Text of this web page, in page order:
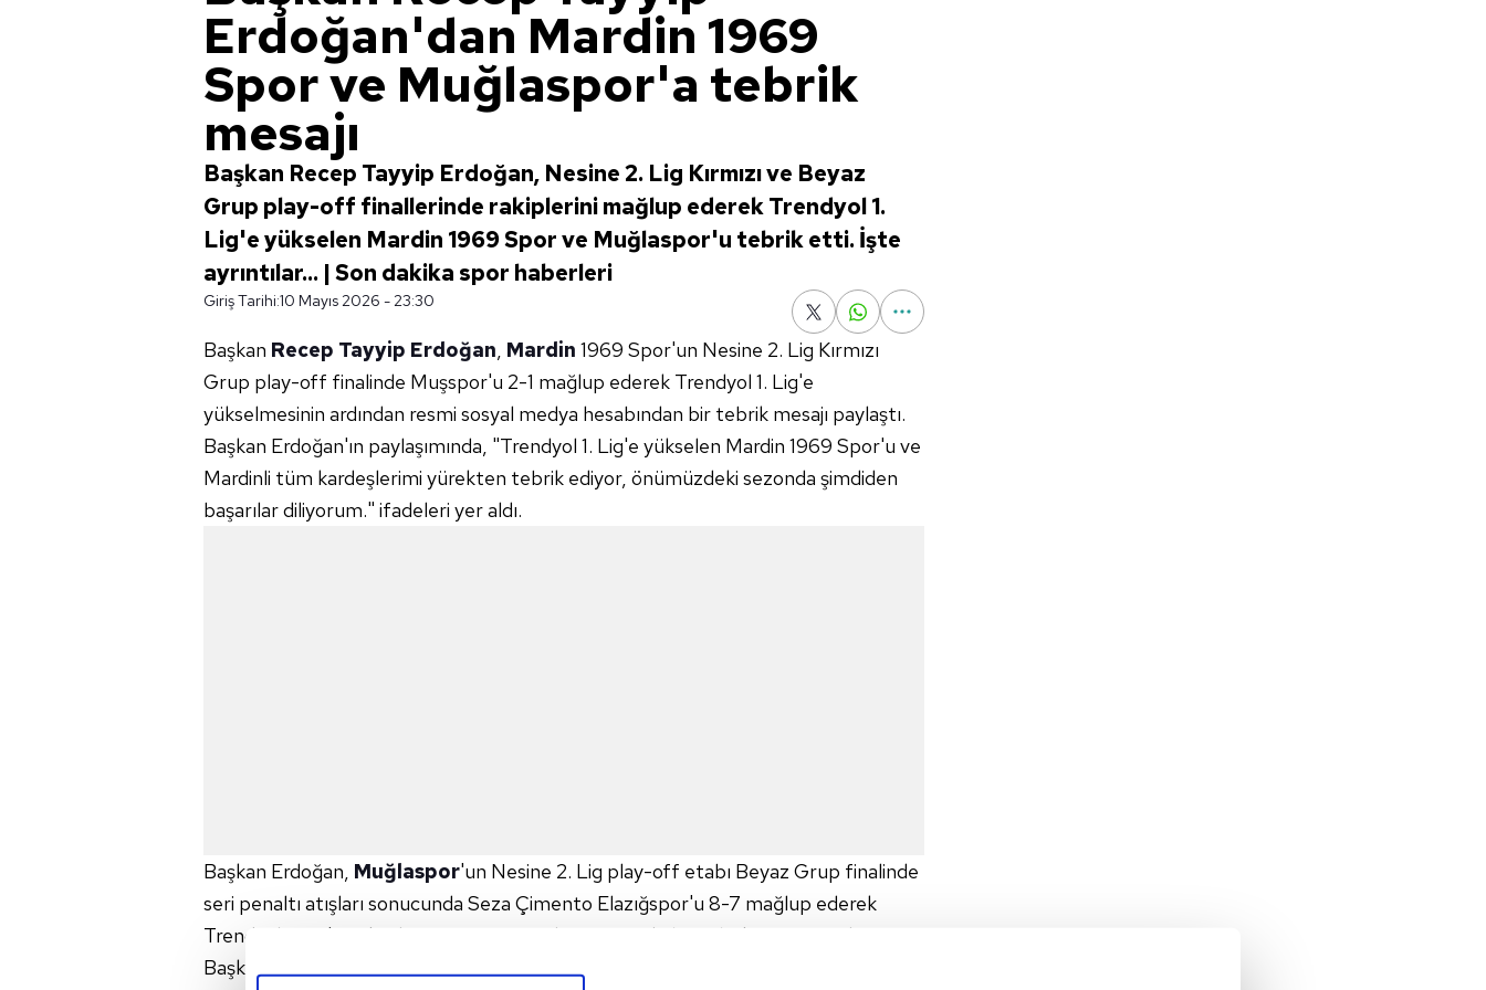
Erdoğan'dan Mardin 1969
Spor ve Muğlaspor'a tebrik
mesajı
Başkan Recep Tayyip Erdoğan, Nesine 2. Lig Kırmızı ve Beyaz
Grup play-off finallerinde rakiplerini mağlup ederek Trendyol 1.
Lig'e yükselen Mardin 1969 Spor ve Muğlaspor'u tebrik etti. İşte
ayrıntılar... | Son dakika spor haberleri
Giriş Tarihi:10 Mayıs 2026 - 23:30
Başkan Recep Tayyip Erdoğan, Mardin 1969 Spor'un Nesine 2. Lig Kırmızı
Grup play-off finalinde Muşspor'u 2-1 mağlup ederek Trendyol 1. Lig'e
yükselmesinin ardından resmi sosyal medya hesabından bir tebrik mesajı paylaştı.
Başkan Erdoğan'ın paylaşımında, "Trendyol 1. Lig'e yükselen Mardin 1969 Spor'u ve
Mardinli tüm kardeşlerimi yürekten tebrik ediyor, önümüzdeki sezonda şimdiden
başarılar diliyorum." ifadeleri yer aldı.
Başkan Erdoğan, Muğlaspor'un Nesine 2. Lig play-off etabı Beyaz Grup finalinde
seri penaltı atışları sonucunda Seza Çimento Elazığspor'u 8-7 mağlup ederek
Trendyol 1. Lig'e yükselmesi sonrası Muğlaspor için de bir tebrik mesajı paylaştı.
Başkan Erdoğan, "Bugün gerçekleşen sonuçlarla Trendyol 1. Lig'e yükselen